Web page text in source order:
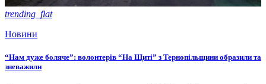
trending_flat
Новини
“Нам дуже боляче”: волонтерів “На Щиті” з Тернопільщини образили та
зневажили